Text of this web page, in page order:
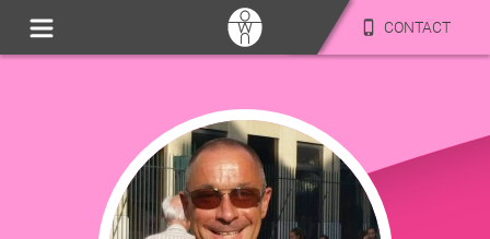
CONTACT